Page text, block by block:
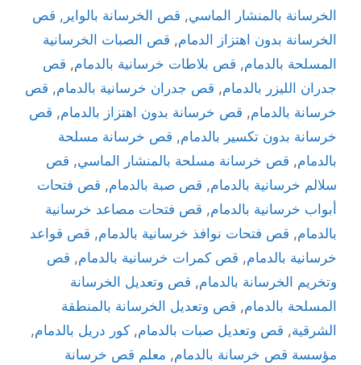
الخرسانة بالمنشار الماسي, قص الخرسانة بالواير , قص
الخرسانة بدون اهتزاز الدمام, قص الصبات الخرسانية
المسلحة بالدمام, قص بلاطات خرسانية بالدمام, قص
جدران الليزر بالدمام, قص جدران خرسانية بالدمام, قص
خرسانة بالدمام, قص خرسانة بدون اهتزاز بالدمام, قص
خرسانة بدون تكسير بالدمام, قص خرسانة مسلحة
بالدمام, قص خرسانة مسلحة بالمنشار الماسي, قص
سلالم خرسانية بالدمام, قص صبة بالدمام, قص فتحات
أبواب خرسانية بالدمام, قص فتحات مصاعد خرسانية
بالدمام, قص فتحات نوافذ خرسانية بالدمام, قص قواعد
خرسانية بالدمام, قص كمرات خرسانية بالدمام, قص
وتخريم الخرسانة بالدمام, قص وتعديل الخرسانة
المسلحة بالدمام, قص وتعديل الخرسانة بالمنطقة
الشرقية, قص وتعديل صبات بالدمام, كور دريل بالدمام,
مؤسسة قص خرسانة بالدمام, معلم قص خرسانة